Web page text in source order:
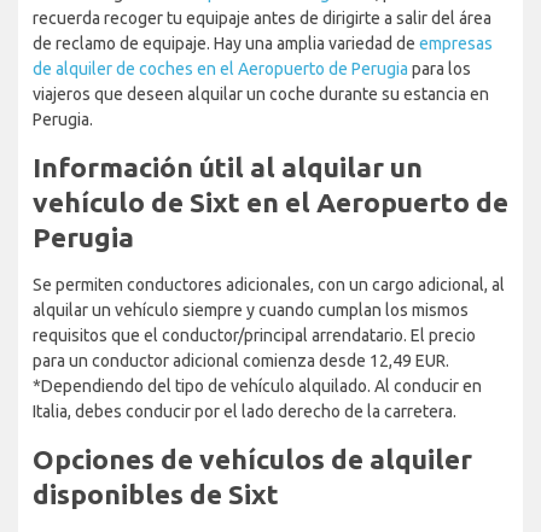
recuerda recoger tu equipaje antes de dirigirte a salir del área
de reclamo de equipaje. Hay una amplia variedad de empresas
de alquiler de coches en el Aeropuerto de Perugia para los
viajeros que deseen alquilar un coche durante su estancia en
Perugia.
Información útil al alquilar un
vehículo de Sixt en el Aeropuerto de
Perugia
Se permiten conductores adicionales, con un cargo adicional, al
alquilar un vehículo siempre y cuando cumplan los mismos
requisitos que el conductor/principal arrendatario. El precio
para un conductor adicional comienza desde 12,49 EUR.
*Dependiendo del tipo de vehículo alquilado. Al conducir en
Italia, debes conducir por el lado derecho de la carretera.
Opciones de vehículos de alquiler
disponibles de Sixt